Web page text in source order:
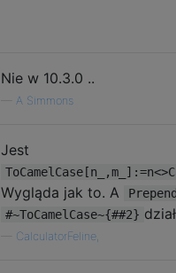
Nie w 10.3.0 ..
A Simmons
Jest
Wygląda jak to. A
Prepend
#~ToCamelCase~{##2}
CalculatorFeline,